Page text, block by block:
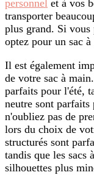
personnel et à vos
transporter
plus grand. Si
optez pour un sac
Il est également
de votre sac à
parfaits pour l'été,
neutre sont
n'oubliez pas de
lors du choix de
structurés sont
tandis que les sacs
silhouettes plus